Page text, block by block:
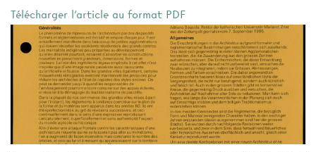
Télécharger l'article au format PDF